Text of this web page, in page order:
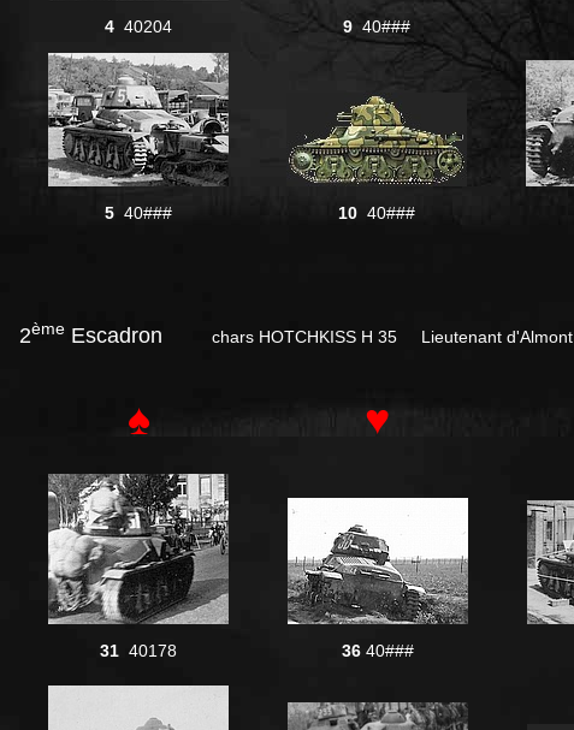
440204 940###
540### 1040###
2ème Escadron chars HOTCHKISS H 35 Lieutenant d'Almont
♠ ♥
31 40178 36 40###